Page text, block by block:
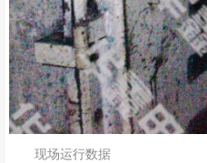
现场运行数据